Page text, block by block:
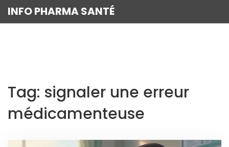
INFO PHARMA SANTÉ
Tag: signaler une erreur
médicamenteuse